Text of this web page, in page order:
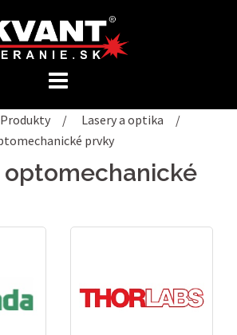
Produkty / Lasery a optika
/
prvky
optomechanické